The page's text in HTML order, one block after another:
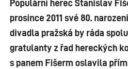
prosince 2011 své 80.
divadla pražská by ráda
gratulanty z řad hereckých
s panem Fišerm oslavila